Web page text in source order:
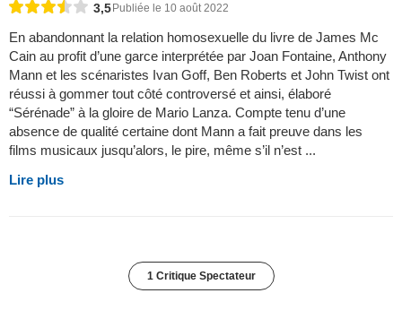
3,5 Publiée le 10 août 2022
En abandonnant la relation homosexuelle du livre de James Mc
Cain au profit d’une garce interprétée par Joan Fontaine, Anthony
Mann et les scénaristes Ivan Goff, Ben Roberts et John Twist ont
réussi à gommer tout côté controversé et ainsi, élaboré
“Sérénade” à la gloire de Mario Lanza. Compte tenu d’une
absence de qualité certaine dont Mann a fait preuve dans les
films musicaux jusqu’alors, le pire, même s’il n’est ...
Lire plus
1 Critique Spectateur